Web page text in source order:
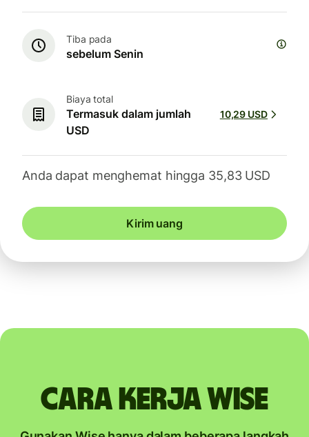
Tiba pada
sebelum Senin
Biaya total
Termasuk dalam jumlah
USD
10,29 USD
Anda dapat menghemat hingga 35,83 USD
Kirim uang
Cara kerja Wise